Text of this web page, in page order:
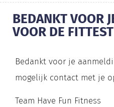
BEDANKT VOOR
VOOR DE FITTEST
Bedankt voor je
mogelijk contact met je
Team Have Fun Fitness